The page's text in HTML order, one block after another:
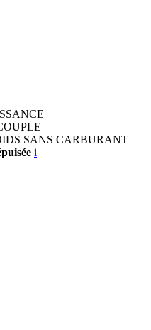
SANS CARBURANT
i